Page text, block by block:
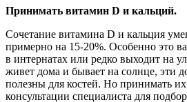
Принимать витамин D и кальций.
Сочетание витамина D и кальция
примерно на 15-20%. Особенно это
в интернатах или редко выходит на
живет дома и бывает на солнце, эти
полезны для костей. Но принимать их
консультации специалиста для